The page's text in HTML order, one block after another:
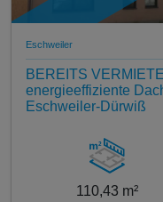
Eschweiler
BEREITS
energieeffiziente
Eschweiler-Dürwiß
110,43 m²